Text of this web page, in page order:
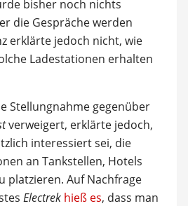
bisher noch nichts
die Gespräche werden
erklärte jedoch nicht, wie
Ladestationen erhalten
Stellungnahme gegenüber
verweigert, erklärte jedoch,
interessiert sei, die
an Tankstellen, Hotels
platzieren. Auf Nachfrage
Electrek hieß es, dass man